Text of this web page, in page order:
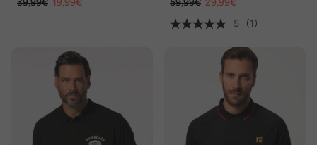
39,99€ 19,99€ 59,99€ 29,99€
5
(1)